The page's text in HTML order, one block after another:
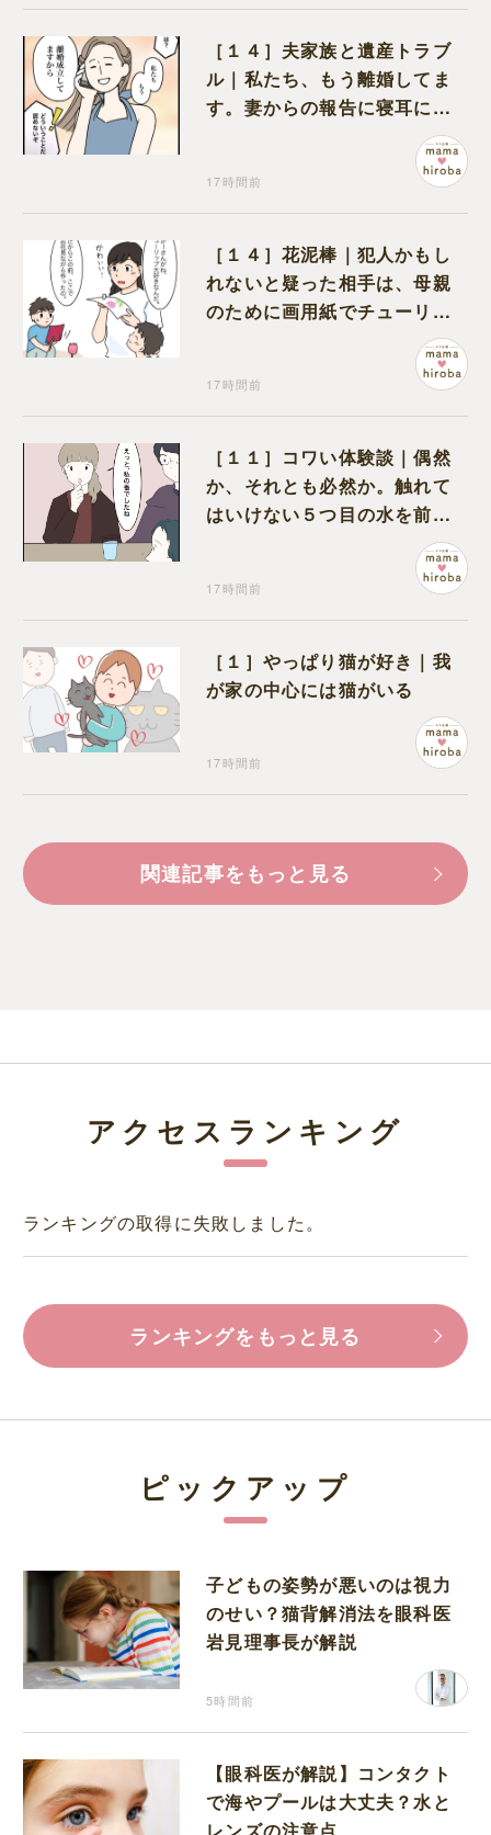
［１４］夫家族と遺産トラブ
ル｜私たち、もう離婚してま
す。妻からの報告に寝耳に水
17時間前
［１４］花泥棒｜犯人かもし
れないと疑った相手は、母親
のために画用紙でチューリッ
プを作っていただけだった
17時間前
［１１］コワい体験談｜偶然
か、それとも必然か。触れて
はいけない５つ目の水を前に
17時間前
［１］やっぱり猫が好き｜我
が家の中心には猫がいる
17時間前
関連記事をもっと見る
アクセスランキング
ランキングの取得に失敗しました。
ランキングをもっと見る
ピックアップ
子どもの姿勢が悪いのは視力
のせい？猫背解消法を眼科医
岩見理事長が解説
5時間前
【眼科医が解説】コンタクト
で海やプールは大丈夫？水と